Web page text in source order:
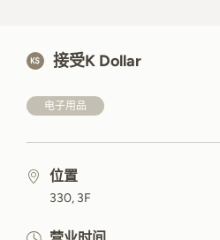
接受K Dollar
电子用品
位置
330, 3F